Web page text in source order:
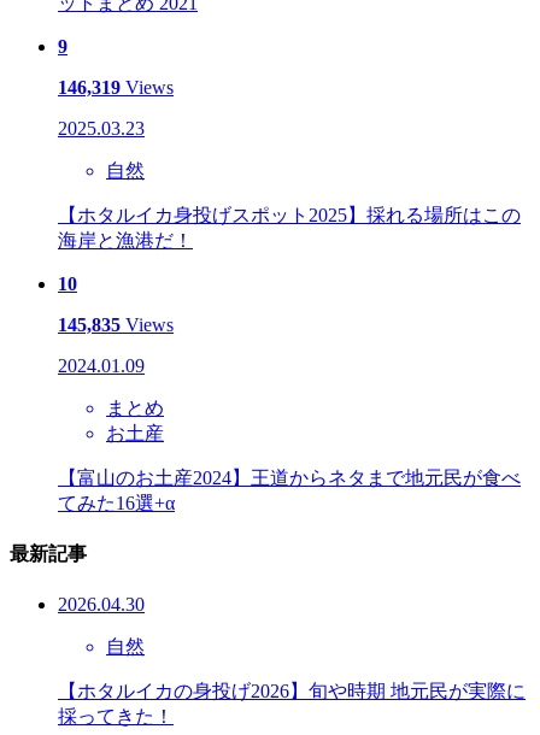
9
146,319 Views
2025.03.23
自然
【ホタルイカ身投げスポット2025】採れる場所はこの
海岸と漁港だ！
10
145,835 Views
2024.01.09
まとめ
お土産
【富山のお土産2024】王道からネタまで地元民が食べ
てみた16選+α
最新記事
2026.04.30
自然
【ホタルイカの身投げ2026】旬や時期 地元民が実際に
採ってきた！